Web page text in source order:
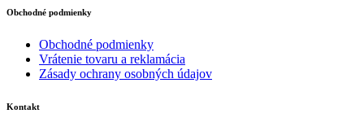
Obchodné podmienky
Obchodné podmienky
Vrátenie tovaru a reklamácia
Zásady ochrany osobných údajov
Kontakt